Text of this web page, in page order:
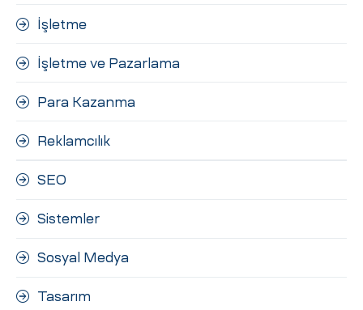
İşletme
İşletme ve Pazarlama
Para Kazanma
Reklamcılık
SEO
Sistemler
Sosyal Medya
Tasarım